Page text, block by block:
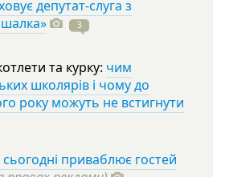
депутат-слуга з
3
та курку: чим
школярів і чому до
року можуть не встигнути
приваблює гостей